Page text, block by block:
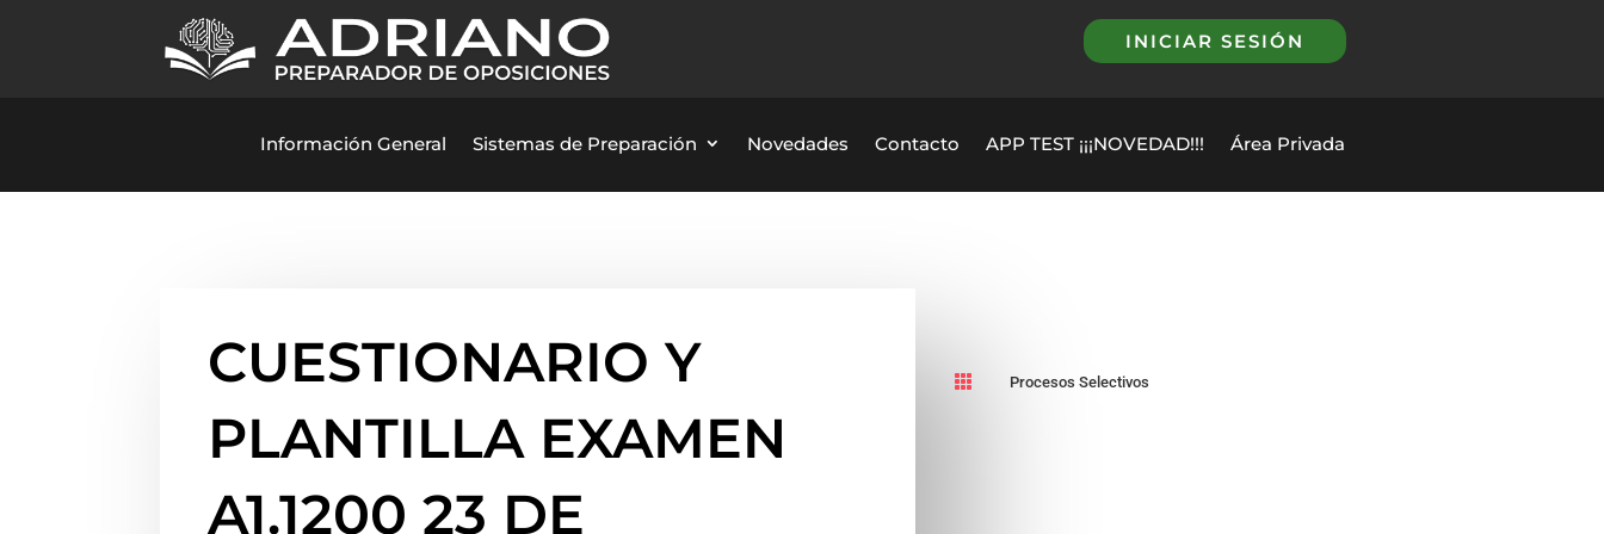
INICIAR SESIÓN
Información General Sistemas de Preparación Novedades Contacto APP TEST ¡¡¡NOVEDAD!!! Área Privada
CUESTIONARIO Y
PLANTILLA EXAMEN
A1.1200 23 DE
 Procesos Selectivos